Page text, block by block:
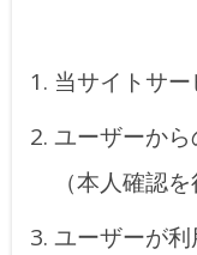
当サイトサ
ユーザーか
（本人確認
ユーザーが